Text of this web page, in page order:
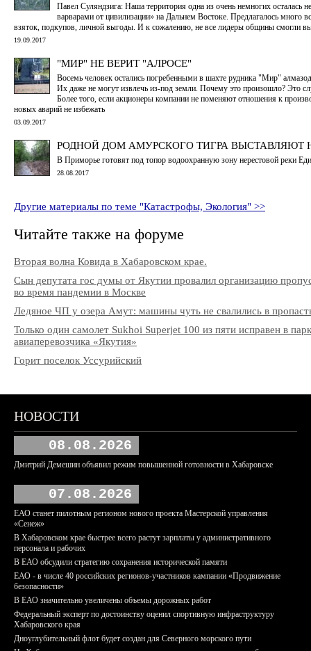
Павел Суляндзига: Наша территория одна из очень немногих осталась
варварами от цивилизации» на Дальнем Востоке. Предлагалось много
взяток, подкупов, личной выгоды. И к сожалению, не все лидеры общины смогли
19.09.2017
"МИР" НЕ ВЕРИТ "АЛРОСЕ"
Восемь человек остались погребенными в шахте рудника "Мир"
Их даже не могут извлечь из-под земли. Почему это произошло? Это
Более того, если акционеры компании не поменяют отношения к
новых аварий не избежать
03.09.2017
РОДНОЙ ДОМ АМУРСКОГО ТИГРА ВЫСТАВЛЯЮТ
В Приморье готовят под топор водоохранную зону нерестовой реки
28.08.2017
Другие материалы по теме "Катастрофы, Экология" >>
Читайте также на форуме
Вторая волна Ковида в Хабаровском крае.
Сын депутата гос думы от Якутии провалил организацию
во время пандемии в Москве
Ледяное ЧП у озера Амут: машины чуть не свалились в
Только один самолет Sukhoi Superjet 100 из пяти исправен в
авиаперевозчика «Якутия»
Горит поселок Уссурийский
НОВОСТИ
08.08.2026
Дмитрий Демешин объявил режим повышенной готовности в Хабаровске
07.08.2026
ЕАО станет пилотным регионом нового проекта Мастерской управления
«Сенеж»
В Хабаровском крае быстрее всего растут зарплаты у административного
персонала и рабочих
В ЕАО обсудили стратегию сохранения исторической памяти
ЕАО - в числе 40 российских регионов-участников кампании «Продвижение
безопасности»
В ЕАО значительно увеличены объемы дорожных работ
Федеральный эксперт по достоинству оценил спортивную инфраструктуру
Хабаровского края
Дноуглубительный флот будет создан для Северного морского пути